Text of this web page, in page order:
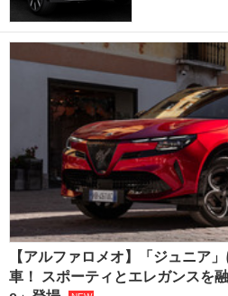
【アルファロメオ】「ジュニア
車！ スポーティとエレガンスを